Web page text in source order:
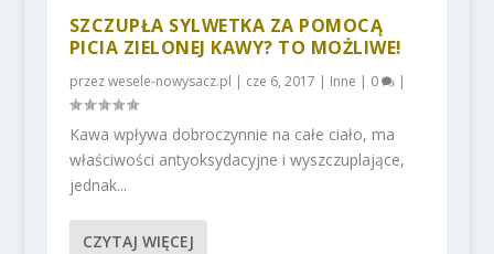
SZCZUPŁA SYLWETKA ZA POMOCĄ
PICIA ZIELONEJ KAWY? TO MOŻLIWE!
przezwesele-nowysacz.pl | cze 6, 2017 | Inne | 0 |
Kawa wpływa dobroczynnie na całe ciało, ma
właściwości antyoksydacyjne i wyszczuplające,
jednak...
CZYTAJ WIĘCEJ